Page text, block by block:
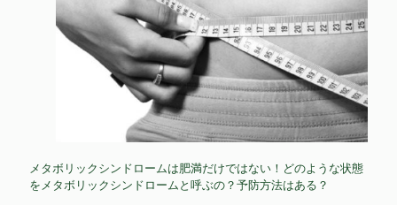
メタボリックシンドロームは肥満だけではない！どのような状態
をメタボリックシンドロームと呼ぶの？予防方法はある？